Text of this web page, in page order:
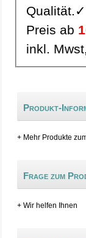
Qualität.✓
Preis ab
inkl.
Produkt-
+ Mehr Produkte
Frage zum
+ Wir helfen Ihnen